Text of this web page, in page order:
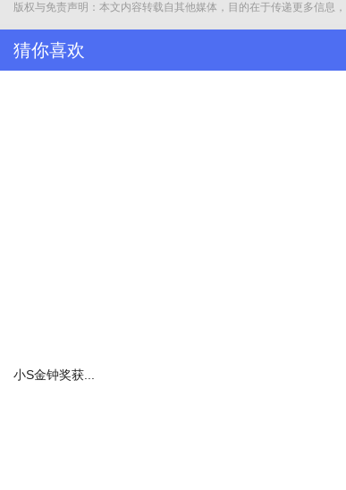
版权与免责声明：本文内容转载自其他媒体，目的在于传递更多信息
猜你喜欢
小S金钟奖获...